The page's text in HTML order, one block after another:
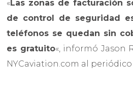
«Las zonas de facturación
de control de seguridad
teléfonos se quedan sin
es gratuito«, informó Jason
NYCaviation.com al periódico